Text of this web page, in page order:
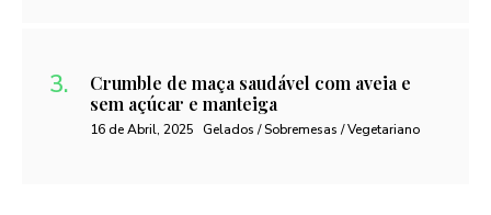
Crumble de maça saudável com aveia e
sem açúcar e manteiga
16 de Abril, 2025 Gelados / Sobremesas / Vegetariano